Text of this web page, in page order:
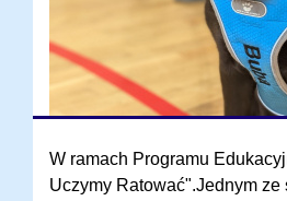
W ramach Programu
Uczymy Ratować".Jednym ze